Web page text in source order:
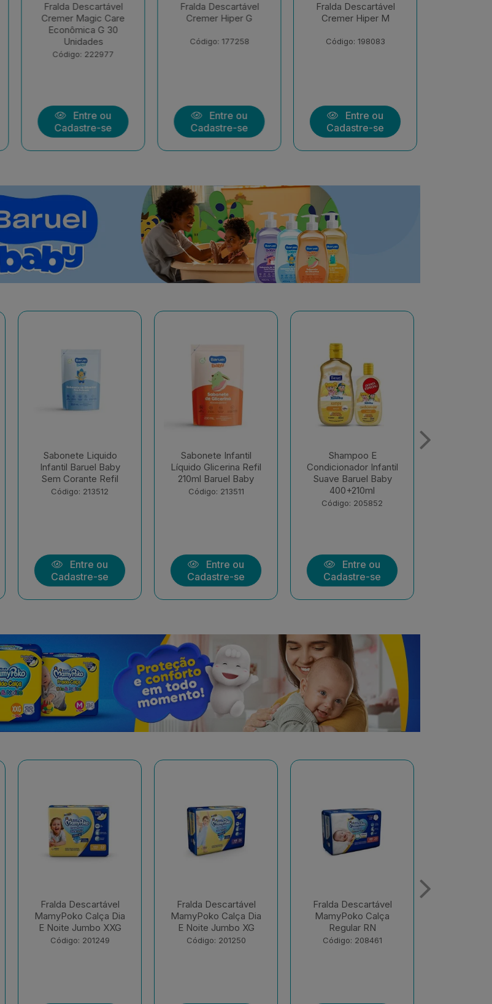
Fralda Descartável
Cremer Hiper G
Código: 177258
Entre ou
Cadastre-se
Fralda Descartável
Cremer Hiper M
Código: 198083
Entre ou
Cadastre-se
Fralda Descartável
Cremer Hiper EXX
Código: 206547
Entre ou
Cadastre-se
Sabonete Infantil
Líquido Glicerina Refil
210ml Baruel Baby
Código: 213511
Entre ou
Cadastre-se
Shampoo E
Condicionador Infantil
Suave Baruel Baby
400+210ml
Entre ou
Cadastre-se
Shampoo E
Condicionador Infantil
Sono Tranquilo 400ml
+ 210m...
Código: 205851
Entre ou
Cadastre-se
Fralda Descartável
MamyPoko Calça Dia
E Noite Jumbo XG
Código: 201250
Fralda Descartável
MamyPoko Calça
Regular RN
Código: 208461
Fralda Descartável
MamyPoko Calça Dia
E Noite Giga M 68
Unid...